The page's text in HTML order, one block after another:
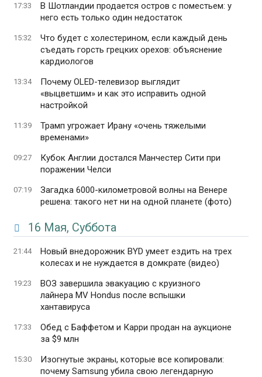
17:33
В Шотландии продается остров с поместьем: у
него есть только один недостаток
15:32
Что будет с холестерином, если каждый день
съедать горсть грецких орехов: объяснение
кардиологов
13:34
Почему OLED-телевизор выглядит
«выцветшим» и как это исправить одной
настройкой
11:39
Трамп угрожает Ирану «очень тяжелыми
временами»
09:27
Кубок Англии достался Манчестер Сити при
поражении Челси
07:19
Загадка 6000-километровой волны на Венере
решена: такого нет ни на одной планете (фото)
16 Мая, Суббота
21:44
Новый внедорожник BYD умеет ездить на трех
колесах и не нуждается в домкрате (видео)
19:23
ВОЗ завершила эвакуацию с круизного
лайнера MV Hondus после вспышки
хантавируса
17:33
Обед с Баффетом и Карри продан на аукционе
за $9 млн
15:30
Изогнутые экраны, которые все копировали:
почему Samsung убила свою легендарную